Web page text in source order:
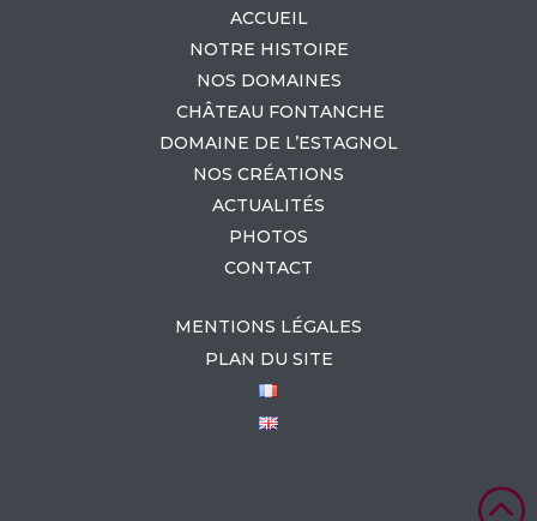
ACCUEIL
NOTRE HISTOIRE
NOS DOMAINES
CHÂTEAU FONTANCHE
DOMAINE DE L’ESTAGNOL
NOS CRÉATIONS
ACTUALITÉS
PHOTOS
CONTACT
MENTIONS LÉGALES
PLAN DU SITE
: